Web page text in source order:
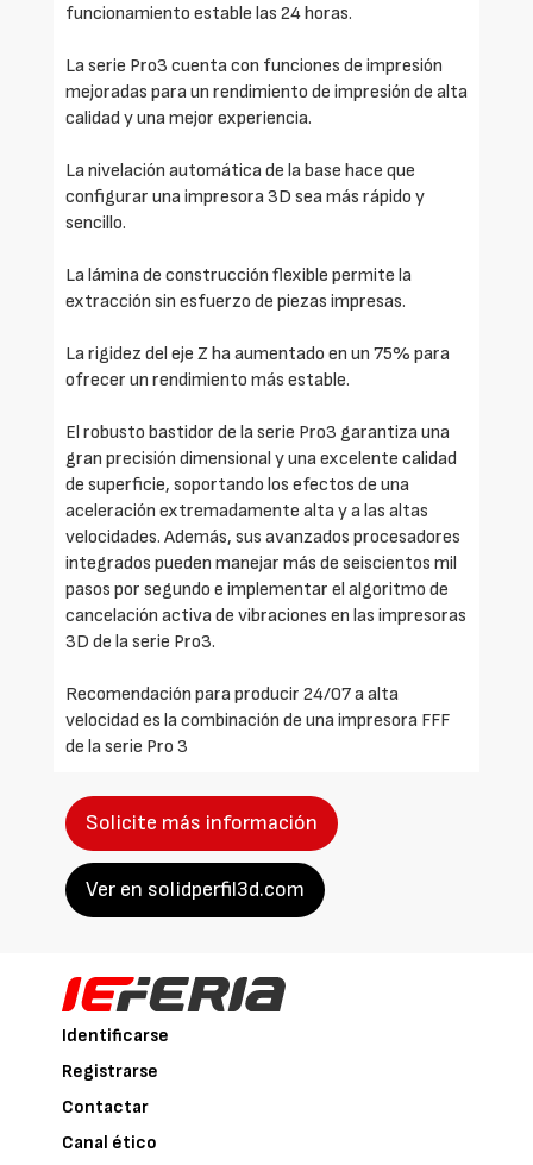
funcionamiento estable las 24 horas.
La serie Pro3 cuenta con funciones de impresión
mejoradas para un rendimiento de impresión de alta
calidad y una mejor experiencia.
La nivelación automática de la base hace que
configurar una impresora 3D sea más rápido y
sencillo.
La lámina de construcción flexible permite la
extracción sin esfuerzo de piezas impresas.
La rigidez del eje Z ha aumentado en un 75% para
ofrecer un rendimiento más estable.
El robusto bastidor de la serie Pro3 garantiza una
gran precisión dimensional y una excelente calidad
de superficie, soportando los efectos de una
aceleración extremadamente alta y a las altas
velocidades. Además, sus avanzados procesadores
integrados pueden manejar más de seiscientos mil
pasos por segundo e implementar el algoritmo de
cancelación activa de vibraciones en las impresoras
3D de la serie Pro3.
Recomendación para producir 24/07 a alta
velocidad es la combinación de una impresora FFF
de la serie Pro 3
Solicite más información
Ver en solidperfil3d.com
Identificarse
Registrarse
Contactar
Canal ético